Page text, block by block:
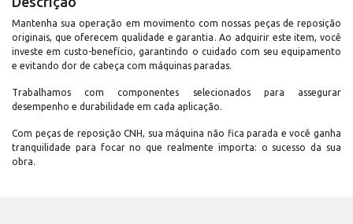
Mantenha sua operação em movimento com nossas peças de reposição
originais, que oferecem qualidade e garantia. Ao adquirir este item, você
investe em custo-benefício, garantindo o cuidado com seu equipamento
e evitando dor de cabeça com máquinas paradas.
Trabalhamos com componentes selecionados para assegurar
desempenho e durabilidade em cada aplicação.
Com peças de reposição CNH, sua máquina não fica parada e você ganha
tranquilidade para focar no que realmente importa: o sucesso da sua
obra.